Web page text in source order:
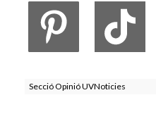
Secció Opinió UVNoticies